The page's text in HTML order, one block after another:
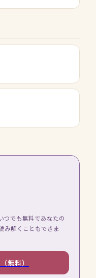
つでも無料であなたの
み解くこともできま
無料）